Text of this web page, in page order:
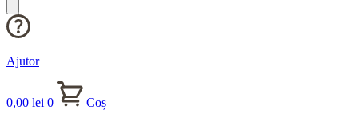
Ajutor
0,00 lei 0
Coș